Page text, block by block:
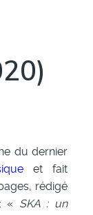
du dernier
et fait
rédigé
« SKA : un